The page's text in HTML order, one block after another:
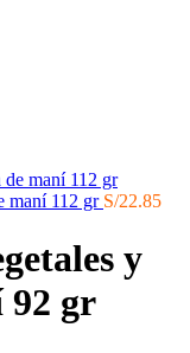
maní 112 gr S/22.85
y
92 gr